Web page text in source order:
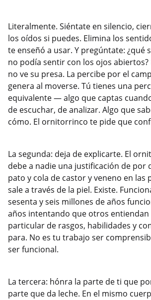
Literalmente. Siéntate en silencio,
los oídos si puedes. Elimina los
te enseñó a usar. Y pregúntate: ¿qué
no podía sentir con los ojos
no ve su presa. La percibe por el
genera al moverse. Tú tienes una
equivalente — algo que captas
de escuchar, de analizar. Algo que
cómo. El ornitorrinco te pide que
La segunda: deja de explicarte. El
debe a nadie una justificación de por
pato y cola de castor y veneno en las
sale a través de la piel. Existe.
sesenta y seis millones de años
años intentando que otros
particular de rasgos, habilidades y
para. No es tu trabajo ser
ser funcional.
La tercera: hónra la parte de ti que
parte que da leche. En el mismo